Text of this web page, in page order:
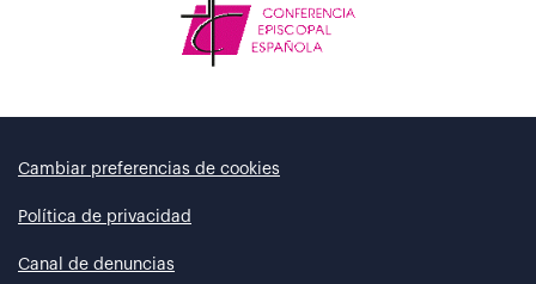
Cambiar preferencias de cookies
Política de privacidad
Canal de denuncias